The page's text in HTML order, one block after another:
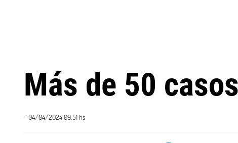
Más de 50
- 04/04/2024 09:51 hs